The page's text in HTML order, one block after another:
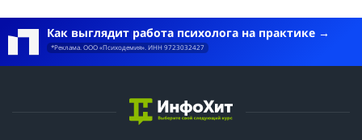
Как выглядит работа психолога на практике
*Реклама. ООО «Психодемия». ИНН 9723032427